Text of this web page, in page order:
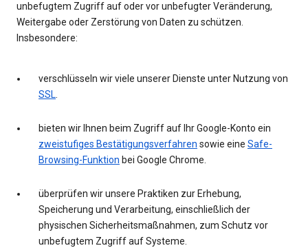
unbefugtem Zugriff auf oder vor unbefugter Veränderung,
Weitergabe oder Zerstörung von Daten zu schützen.
Insbesondere:
verschlüsseln wir viele unserer Dienste unter Nutzung von
SSL.
bieten wir Ihnen beim Zugriff auf Ihr Google-Konto ein
zweistufiges Bestätigungsverfahren sowie eine Safe-
Browsing-Funktion bei Google Chrome.
überprüfen wir unsere Praktiken zur Erhebung,
Speicherung und Verarbeitung, einschließlich der
physischen Sicherheitsmaßnahmen, zum Schutz vor
unbefugtem Zugriff auf Systeme.